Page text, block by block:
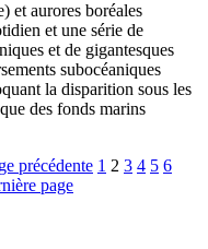
et aurores boréales
et une série de
et de gigantesques
subocéaniques
la disparition sous les
des fonds marins
1 2 3 4 5 6